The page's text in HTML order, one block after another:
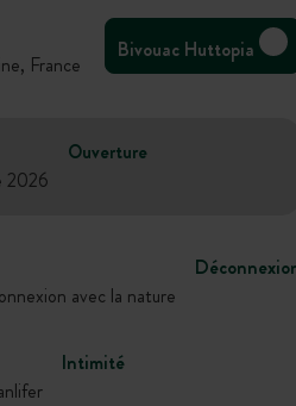
France
Bivouac Huttopia
Ouverture
2026
avec la nature
Intimité